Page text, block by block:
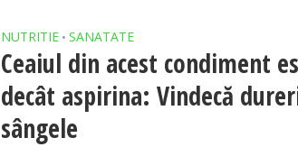
NUTRITIE • SANATATE
Ceaiul din acest condiment
decât aspirina: Vindecă
sângele